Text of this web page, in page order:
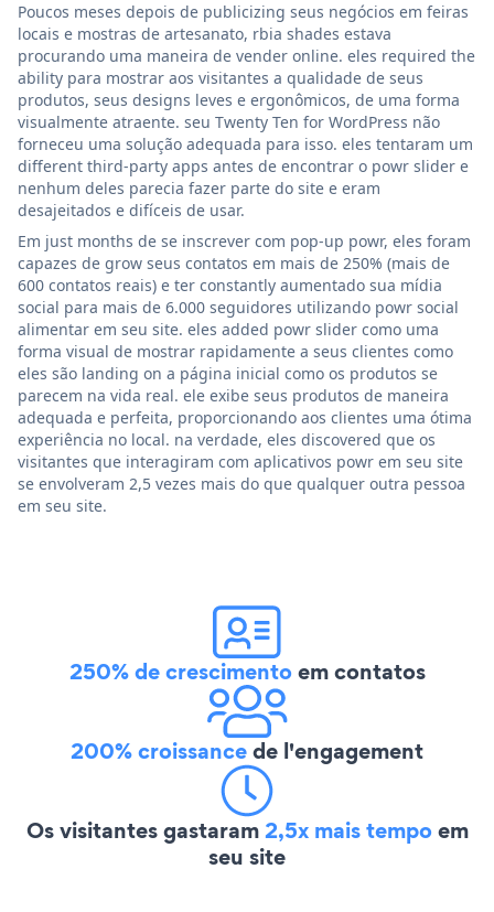
Poucos meses depois de publicizing seus negócios em feiras
locais e mostras de artesanato, rbia shades estava
procurando uma maneira de vender online. eles required the
ability para mostrar aos visitantes a qualidade de seus
produtos, seus designs leves e ergonômicos, de uma forma
visualmente atraente. seu Twenty Ten for WordPress não
forneceu uma solução adequada para isso. eles tentaram um
different third-party apps antes de encontrar o powr slider e
nenhum deles parecia fazer parte do site e eram
desajeitados e difíceis de usar.
Em just months de se inscrever com pop-up powr, eles foram
capazes de grow seus contatos em mais de 250% (mais de
600 contatos reais) e ter constantly aumentado sua mídia
social para mais de 6.000 seguidores utilizando powr social
alimentar em seu site. eles added powr slider como uma
forma visual de mostrar rapidamente a seus clientes como
eles são landing on a página inicial como os produtos se
parecem na vida real. ele exibe seus produtos de maneira
adequada e perfeita, proporcionando aos clientes uma ótima
experiência no local. na verdade, eles discovered que os
visitantes que interagiram com aplicativos powr em seu site
se envolveram 2,5 vezes mais do que qualquer outra pessoa
em seu site.
250% de crescimentoem contatos
200% croissancede l'engagement
Os visitantes gastaram2,5x mais tempoem
seu site